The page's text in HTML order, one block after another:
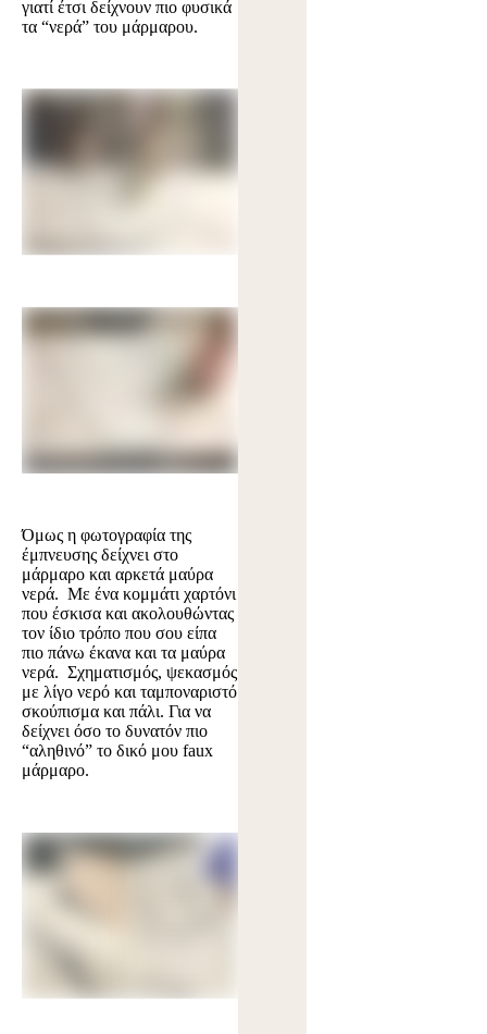
γιατί έτσι δείχνουν πιο φυσικά
τα “νερά” του μάρμαρου.
Όμως η φωτογραφία της
έμπνευσης δείχνει στο
μάρμαρο και αρκετά μαύρα
νερά. Με ένα κομμάτι χαρτόνι
που έσκισα και ακολουθώντας
τον ίδιο τρόπο που σου είπα
πιο πάνω έκανα και τα μαύρα
νερά. Σχηματισμός, ψεκασμός
με λίγο νερό και ταμποναριστό
σκούπισμα και πάλι. Για να
δείχνει όσο το δυνατόν πιο
“αληθινό” το δικό μου faux
μάρμαρο.